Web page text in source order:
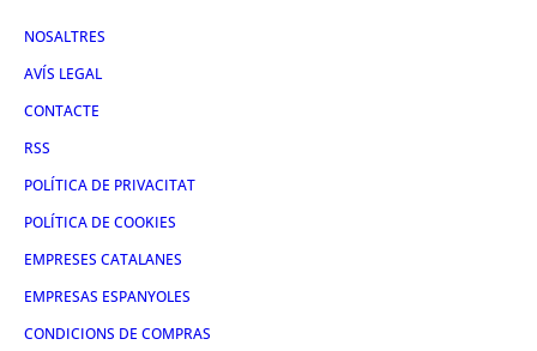
NOSALTRES
AVÍS LEGAL
CONTACTE
RSS
POLÍTICA DE PRIVACITAT
POLÍTICA DE COOKIES
EMPRESES CATALANES
EMPRESAS ESPANYOLES
CONDICIONS DE COMPRAS